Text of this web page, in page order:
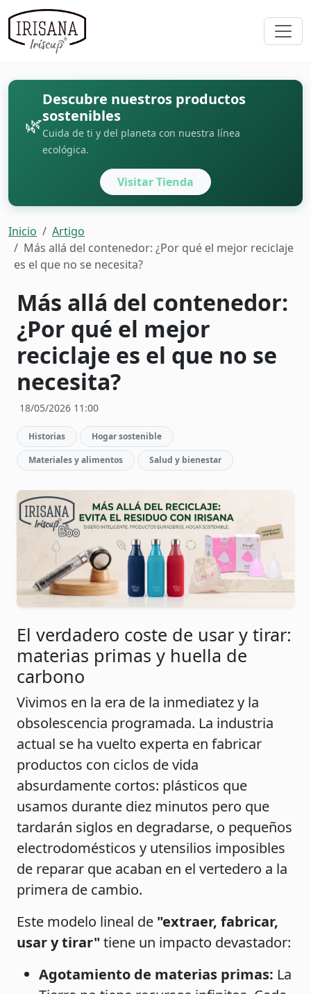
🌿
Descubre nuestros productos
sostenibles
Cuida de ti y del planeta con nuestra línea
ecológica.
Visitar Tienda
Inicio
Artigo
Más allá del contenedor: ¿Por qué el mejor reciclaje
es el que no se necesita?
Más allá del contenedor:
¿Por qué el mejor
reciclaje es el que no se
necesita?
18/05/2026 11:00
Historias
Hogar sostenible
Materiales y alimentos
Salud y bienestar
El verdadero coste de usar y tirar:
materias primas y huella de
carbono
Vivimos en la era de la inmediatez y la
obsolescencia programada. La industria
actual se ha vuelto experta en fabricar
productos con ciclos de vida
absurdamente cortos: plásticos que
usamos durante diez minutos pero que
tardarán siglos en degradarse, o pequeños
electrodomésticos y utensilios imposibles
de reparar que acaban en el vertedero a la
primera de cambio.
Este modelo lineal de "extraer, fabricar,
usar y tirar" tiene un impacto devastador:
Agotamiento de materias primas: La